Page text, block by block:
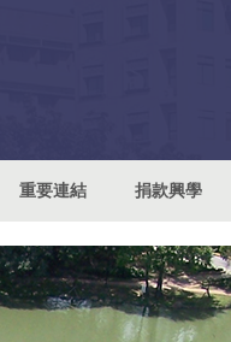
重要連結 捐款興學